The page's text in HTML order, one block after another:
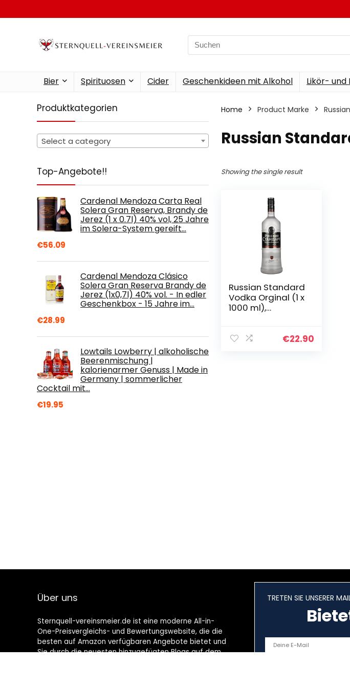
Search
for:
Bier Spirituosen Cider Geschenkideen mit Alkohol Likör- und
Produktkategorien
Select a category
Top-Angebote!!
Cardenal Mendoza Carta Real
Solera Gran Reserva, Brandy de
Jerez (1 x 0.7l) 40% vol, 25 Jahre
im Solera-System gereift…
€56.09
Cardenal Mendoza Clásico
Solera Gran Reserva Brandy de
Jerez (1x0,7l) 40% vol. - In edler
Geschenkbox - 15 Jahre im…
€28.99
Lowtails Lowberry | alkoholische
Beerenmischung |
kalorienarmer Genuss | Made in
Germany | sommerlicher
Cocktail mit…
€19.95
Home Product Marke
‎Russian
Showing the single result
Russian Standard
Vodka Orginal (1 x
1000 ml),
Petersburg,
€22.90
Über uns
Sternquell-vereinsmeier.de ist eine moderne All-in-
One-Preisvergleichs- und Bewertungswebsite, die die
besten auf Amazon verfügbaren Angebote bietet und
Sie durch die neuesten hinzugefügten Blogs auf dem
TRETEN SIE UNSERER